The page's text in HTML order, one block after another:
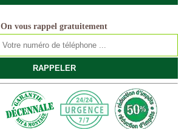
On vous rappel gratuitement